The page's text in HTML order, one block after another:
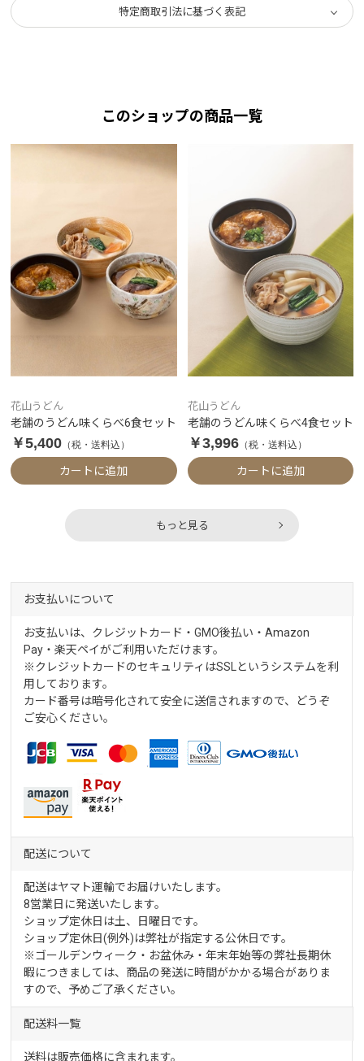
特定商取引法に基づく表記
このショップの商品一覧
花山うどん
老舗のうどん味くらべ6食セット
￥5,400 （税・送料込）
カートに追加
花山うどん
老舗のうどん味くらべ4食セット
￥3,996（税・送料込）
カートに追加
もっと見る
お支払いについて
お支払いは、クレジットカード・GMO後払い・Amazon
Pay・楽天ペイがご利用いただけます。
※クレジットカードのセキュリティはSSLというシステムを利
用しております。
カード番号は暗号化されて安全に送信されますので、どうぞ
ご安心ください。
配送について
配送はヤマト運輸でお届けいたします。
8営業日に発送いたします。
ショップ定休日は土、日曜日です。
ショップ定休日(例外)は弊社が指定する公休日です。
※ゴールデンウィーク・お盆休み・年末年始等の弊社長期休
暇につきましては、商品の発送に時間がかかる場合がありま
すので、予めご了承ください。
配送料一覧
送料は販売価格に含まれます。